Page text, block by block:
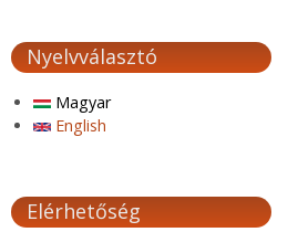
Nyelvválasztó
Magyar
English
Elérhetőség